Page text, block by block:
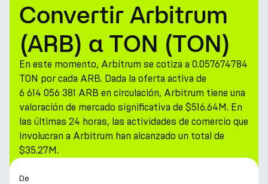
Mercados
Calculadoras
PARK Token
Recursos
Compañía
Convertir Arbitrum
(ARB) a TON (TON)
En este momento, Arbitrum se cotiza a 0.057674784
TON por cada ARB. Dada la oferta activa de
6 614 056 381 ARB en circulación, Arbitrum tiene una
valoración de mercado significativa de $516.64M. En
las últimas 24 horas, las actividades de comercio que
involucran a Arbitrum han alcanzado un total de
$35.27M.
De